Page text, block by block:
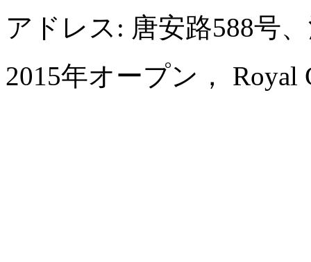
アドレス: 唐安路588号
2015年オープン， Royal